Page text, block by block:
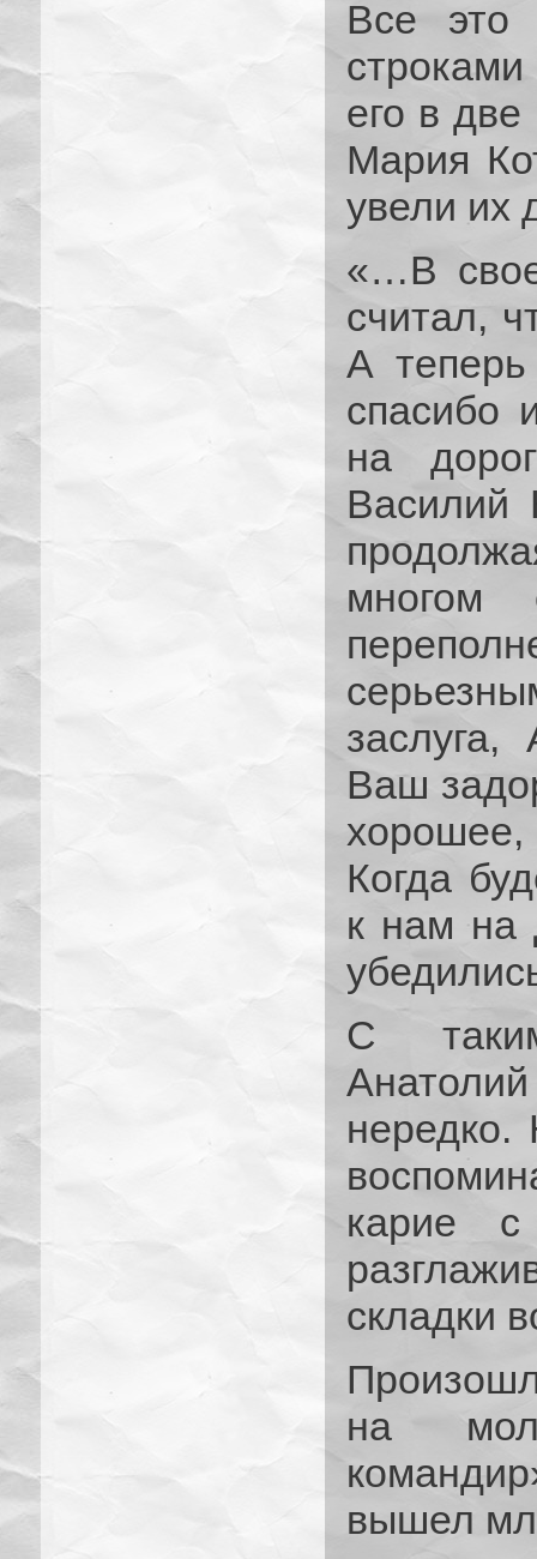
Все это
его в
Мария
увели их
«…В
считал,
А
спасибо
на
Василий
многом
Ваш
Когда
к нам на
С
карие
складки
на
вышел